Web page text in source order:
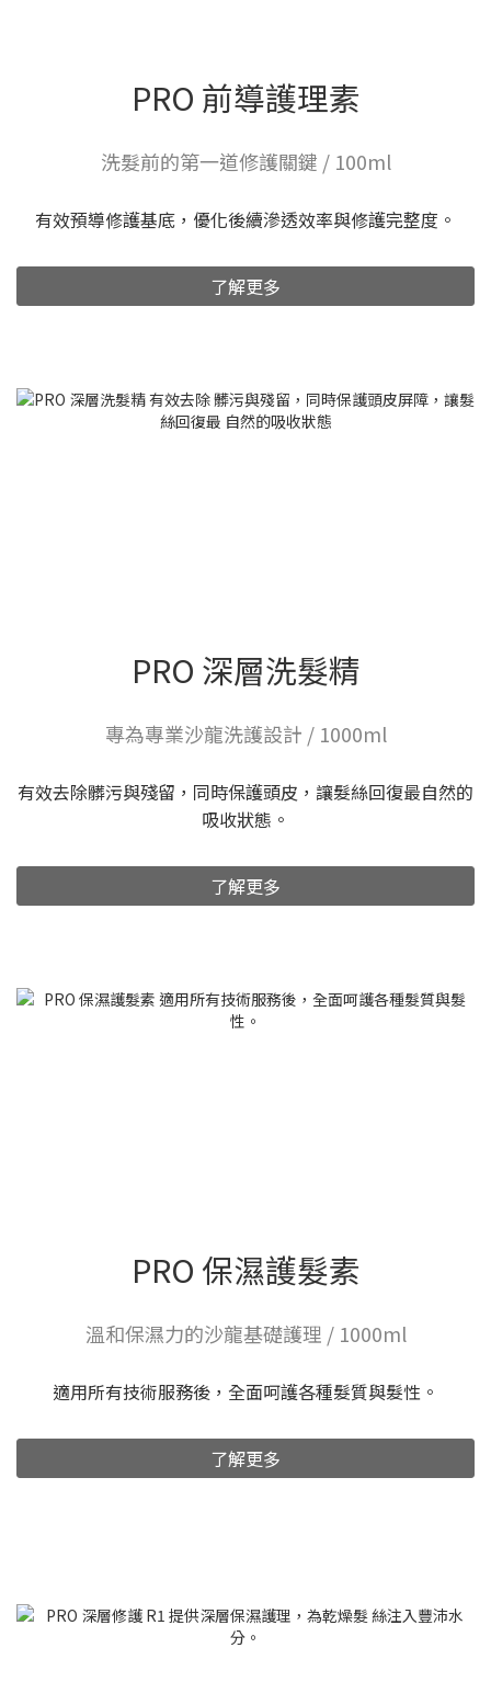
PRO 前導護理素
洗髮前的第一道修護關鍵 / 100ml
有效預導修護基底，優化後續滲透效率與修護完整度。
了解更多
PRO 深層洗髮精
專為專業沙龍洗護設計 / 1000ml
有效去除髒污與殘留，同時保護頭皮，讓髮絲回復最自然的
吸收狀態。
了解更多
PRO 保濕護髮素
溫和保濕力的沙龍基礎護理 / 1000ml
適用所有技術服務後，全面呵護各種髮質與髮性。
了解更多